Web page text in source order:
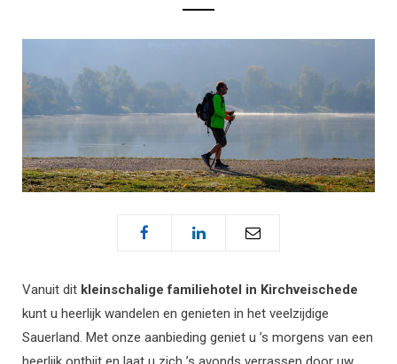
Vanuit dit kleinschalige familiehotel in Kirchveischede
kunt u heerlijk wandelen en genieten in het veelzijdige
Sauerland. Met onze aanbieding geniet u ’s morgens van een